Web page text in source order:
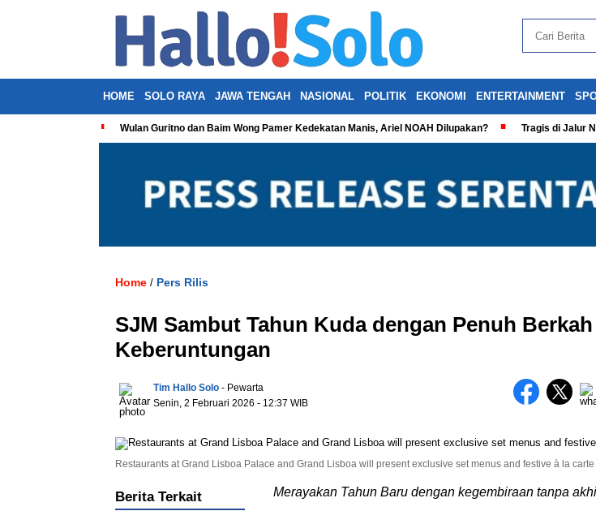
HOME SOLO RAYA JAWA TENGAH NASIONAL POLITIK EKONOMI ENTERTAINMENT
Wulan Guritno dan Baim Wong Pamer Kedekatan Manis, Ariel NOAH Dilupakan? Tragis di Jalur
Home / Pers Rilis
SJM Sambut Tahun Kuda dengan Penuh
Keberuntungan
Tim Hallo Solo - Pewarta
Senin, 2 Februari 2026 - 12:37 WIB
Restaurants at Grand Lisboa Palace and Grand Lisboa will present exclusive set menus and festive à la
Merayakan Tahun Baru dengan kegembiraan tanpa
Berita Terkait